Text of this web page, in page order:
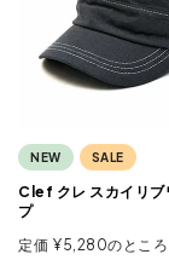
NEW SALE
Clef クレ スカイリブ
プ
定価 ¥5,280のところ